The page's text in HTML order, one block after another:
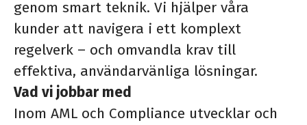
genom smart teknik. Vi hjälper våra
kunder att navigera i ett komplext
regelverk – och omvandla krav till
effektiva, användarvänliga lösningar.
Vad vi jobbar med
Inom AML och Compliance utvecklar och